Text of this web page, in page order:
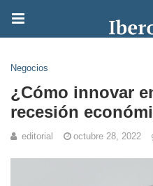
Negocios
¿Cómo innovar
recesión
editorial octubre 28, 2022